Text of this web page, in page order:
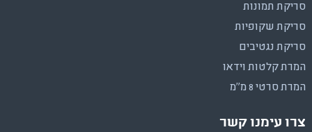
סריקת תמונות
סריקת שקופיות
סריקת נגטיבים
המרת קלטות וידאו
המרת סרטי 8 מ"מ
צרו עימנו קשר